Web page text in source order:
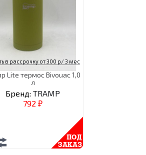
в рассрочку от 300 р/ 3 мес
Lite термос Bivouac 1,0
л
Бренд: TRAMP
792 ₽